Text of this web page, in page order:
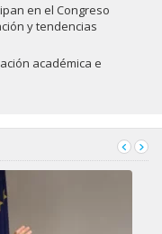
en el Congreso
y tendencias
académica e